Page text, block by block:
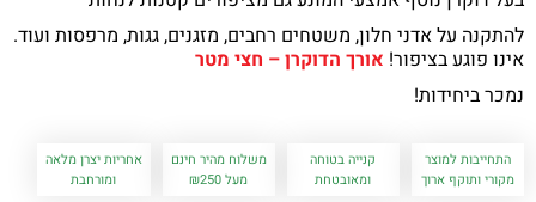
להתקנה על אדני חלון, משטחים רחבים, מזגנים, גגות, מרפסות ועוד.
אינו פוגע בציפור! אורך הדוקרן – חצי מטר
נמכר ביחידות!
התחייבות למוצר
מקורי ותוקף ארוך
קנייה בטוחה
ומאובטחת
משלוח מהיר חינם
מעל ₪250
אחריות יצרן מלאה
ומורחבת